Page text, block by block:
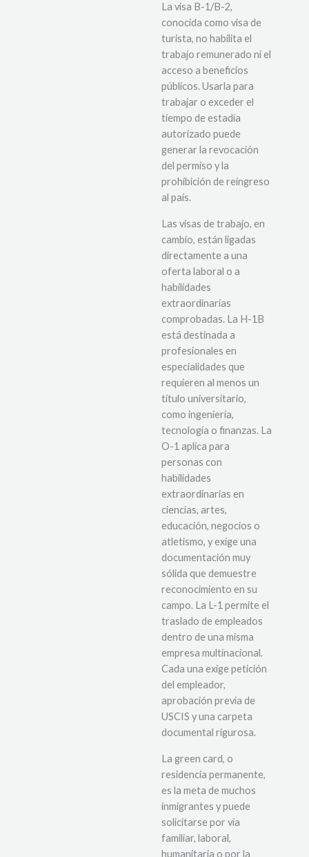
La visa B-1/B-2,
conocida como visa de
turista, no habilita el
trabajo remunerado ni el
acceso a beneficios
públicos. Usarla para
trabajar o exceder el
tiempo de estadía
autorizado puede
generar la revocación
del permiso y la
prohibición de reingreso
al país.
Las visas de trabajo, en
cambio, están ligadas
directamente a una
oferta laboral o a
habilidades
extraordinarias
comprobadas. La H-1B
está destinada a
profesionales en
especialidades que
requieren al menos un
título universitario,
como ingeniería,
tecnología o finanzas. La
O-1 aplica para
personas con
habilidades
extraordinarias en
ciencias, artes,
educación, negocios o
atletismo, y exige una
documentación muy
sólida que demuestre
reconocimiento en su
campo. La L-1 permite el
traslado de empleados
dentro de una misma
empresa multinacional.
Cada una exige petición
del empleador,
aprobación previa de
USCIS y una carpeta
documental rigurosa.
La green card, o
residencia permanente,
es la meta de muchos
inmigrantes y puede
solicitarse por vía
familiar, laboral,
humanitaria o por la